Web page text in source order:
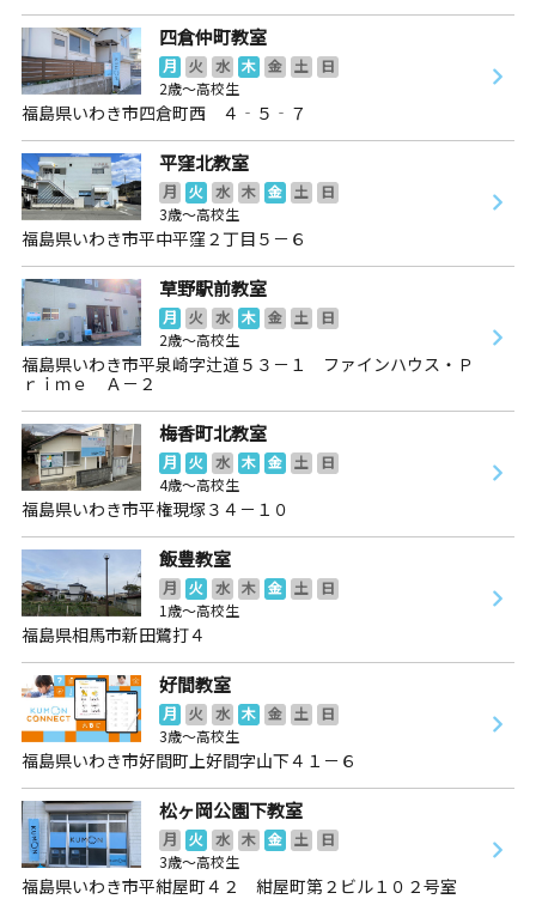
四倉仲町教室
月 火 水 木 金 土
日
2歳～高校生
福島県いわき市四倉町西 ４‐５‐７
平窪北教室
月 火 水 木 金 土
日
3歳～高校生
福島県いわき市平中平窪２丁目５－６
草野駅前教室
月 火 水 木 金 土
日
2歳～高校生
福島県いわき市平泉崎字辻道５３－１ ファインハウス・Ｐ
ｒｉｍｅ Ａ－２
梅香町北教室
月 火 水 木 金 土
日
4歳～高校生
福島県いわき市平権現塚３４－１０
飯豊教室
月 火 水 木 金 土
日
1歳～高校生
福島県相馬市新田鷺打４
好間教室
月 火 水 木 金 土
日
3歳～高校生
福島県いわき市好間町上好間字山下４１－６
松ヶ岡公園下教室
月 火 水 木 金 土
日
3歳～高校生
福島県いわき市平紺屋町４２ 紺屋町第２ビル１０２号室